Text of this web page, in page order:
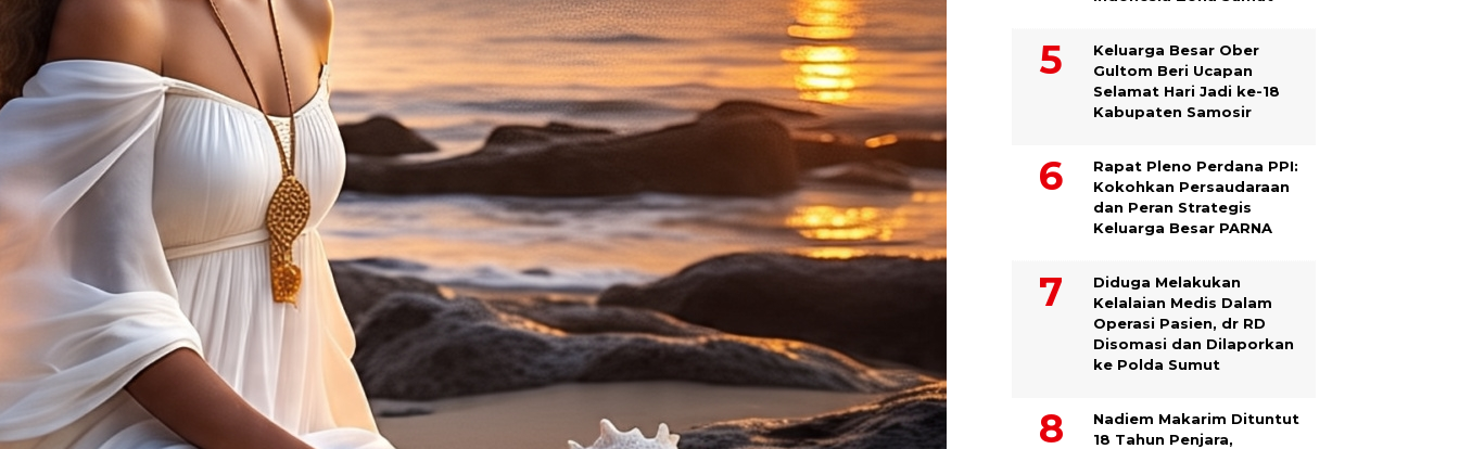
Keluarga Besar Ober
Gultom Beri Ucapan
Selamat Hari Jadi ke-18
Kabupaten Samosir
Rapat Pleno Perdana PPI:
Kokohkan Persaudaraan
dan Peran Strategis
Keluarga Besar PARNA
Diduga Melakukan
Kelalaian Medis Dalam
Operasi Pasien, dr RD
Disomasi dan Dilaporkan
ke Polda Sumut
​Nadiem Makarim Dituntut
18 Tahun Penjara,